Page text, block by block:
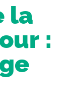
la
: